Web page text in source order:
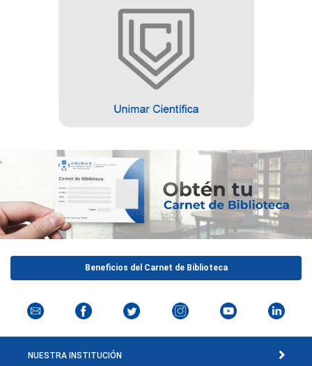
Beneficios del Carnet de Biblioteca
NUESTRA INSTITUCIÓN